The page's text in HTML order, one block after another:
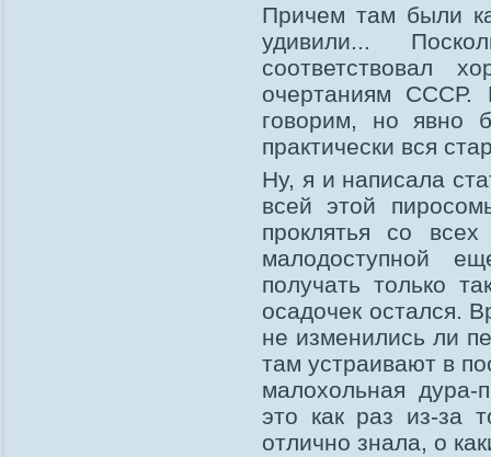
Причем там были
удивили...
соответствовал
очертаниям СССР.
говорим, но явно
практически вся
Ну, я и написала
всей этой
проклятья со
малодоступной
получать только
осадочек остался.
не изменились ли
там устраивают в
малохольная дура-
это как раз из-за
отлично знала, о